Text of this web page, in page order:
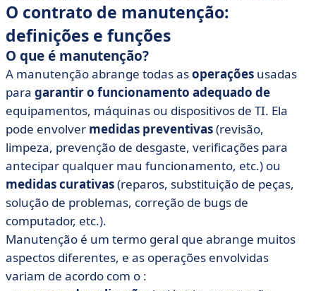
O contrato de manutenção:
definições e funções
O que é manutenção?
A manutenção abrange todas asoperações usadas
para garantir o funcionamento adequado de
equipamentos, máquinas ou dispositivos de TI. Ela
pode envolver medidas preventivas(revisão,
limpeza, prevenção de desgaste, verificações para
antecipar qualquer mau funcionamento, etc.) ou
medidas curativas(reparos, substituição de peças,
solução de problemas, correção de bugs de
computador, etc.).
Manutenção é um termo geral que abrange muitos
aspectos diferentes, e as operações envolvidas
variam de acordo com o :